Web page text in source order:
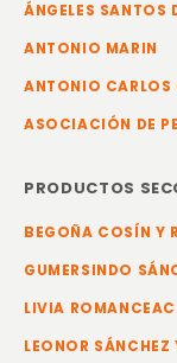
ÁNGELES SANTOS
ANTONIO MARIN
ANTONIO CARLOS
ASOCIACIÓN DE
PRODUCTOS
BEGOÑA COSÍN Y
GUMERSINDO
LIVIA ROMANCEAC
LEONOR